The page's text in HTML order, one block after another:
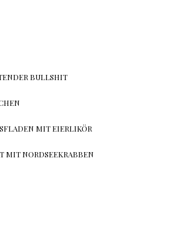
BULLSHIT
MIT EIERLIKÖR
MIT NORDSEEKRABBEN